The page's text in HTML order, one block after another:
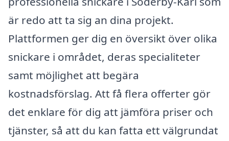
är redo att ta sig an dina projekt.
Plattformen ger dig en översikt över olika
snickare i området, deras specialiteter
samt möjlighet att begära
kostnadsförslag. Att få flera offerter gör
det enklare för dig att jämföra priser och
tjänster, så att du kan fatta ett välgrundat